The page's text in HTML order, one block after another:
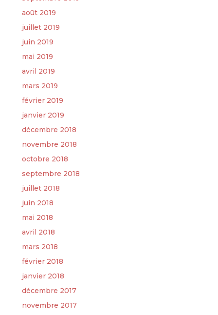
août 2019
juillet 2019
juin 2019
mai 2019
avril 2019
mars 2019
février 2019
janvier 2019
décembre 2018
novembre 2018
octobre 2018
septembre 2018
juillet 2018
juin 2018
mai 2018
avril 2018
mars 2018
février 2018
janvier 2018
décembre 2017
novembre 2017